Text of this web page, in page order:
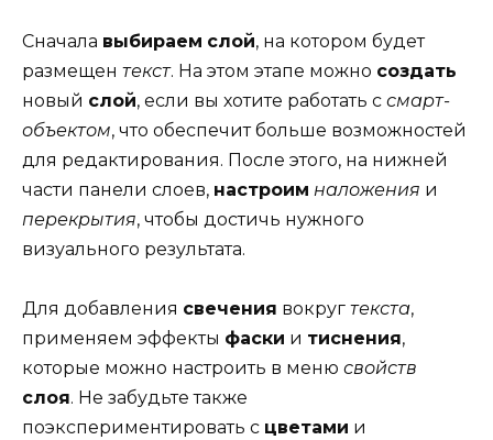
Сначала выбираем слой, на котором будет
размещен текст. На этом этапе можно создать
новый слой, если вы хотите работать с смарт-
объектом, что обеспечит больше возможностей
для редактирования. После этого, на нижней
части панели слоев, настроим наложения и
перекрытия, чтобы достичь нужного
визуального результата.
Для добавления свечения вокруг текста,
применяем эффекты фаски и тиснения,
которые можно настроить в меню свойств
слоя. Не забудьте также
поэкспериментировать с цветами и